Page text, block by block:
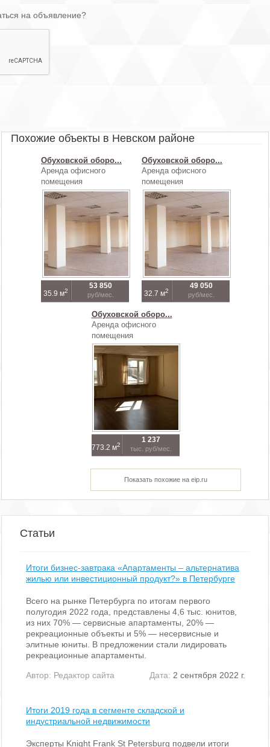
на объявление?
Похожие объекты в Невском районе
Обуховской оборо...
Аренда офисного
помещения
35.9 м2
53 850
руб/мес.
Обуховской оборо...
Аренда офисного
помещения
32.7 м2
49 050
руб/мес.
Обуховской оборо...
Аренда офисного
помещения
773.2 м2
1 237
тыс. руб/мес.
Показать похожие на eip.ru
Статьи
Итоги бизнес-завтрака «Апартаменты – альтернатива
жилью или инвестиционный продукт?» в Петербурге
Всего на рынке Петербурга по итогам первого
полугодия 2022 года, представлены 4,6 тыс. юнитов,
из них 70% — сервисные апартаменты, 20% —
рекреационные объекты и 5% — несервисные и
элитные юниты. В предложении стали лидировать
рекреационные апартаменты.
Автор: Редактор сайта Дата: 2 сентября 2022 г.
Итоги 2019 года в сегменте складской и
индустриальной недвижимости
Эксперты Knight Frank St Petersburg подвели итоги